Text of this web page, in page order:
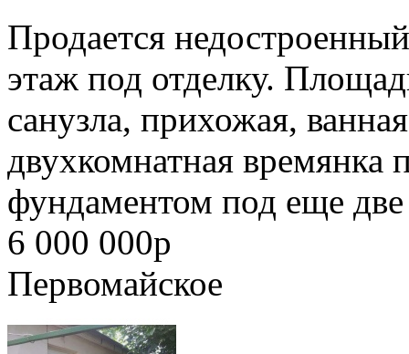
Продается
этаж под отделку.
санузла, прихожая,
двухкомнатная времянка
фундаментом под еще
6 000 000p
Первомайское